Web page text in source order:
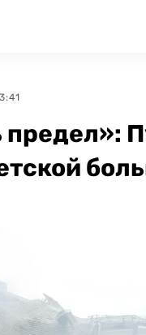
предел»: